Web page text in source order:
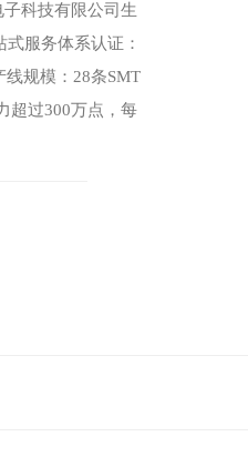
科技有限公司生
服务体系认证：
线规模：28条SMT
超过300万点，每